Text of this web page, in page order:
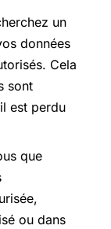
un
données
Cela
sont
est perdu
que
ou dans